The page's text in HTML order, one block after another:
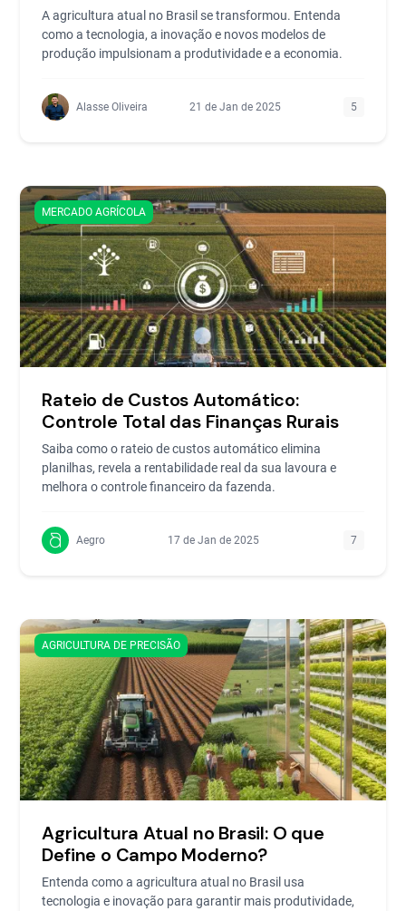
A agricultura atual no Brasil se transformou. Entenda
como a tecnologia, a inovação e novos modelos de
produção impulsionam a produtividade e a economia.
Alasse Oliveira 21 de Jan de 2025 5
MERCADO AGRÍCOLA
Rateio de Custos Automático:
Controle Total das Finanças Rurais
Saiba como o rateio de custos automático elimina
planilhas, revela a rentabilidade real da sua lavoura e
melhora o controle financeiro da fazenda.
Aegro 17 de Jan de 2025 7
AGRICULTURA DE PRECISÃO
Agricultura Atual no Brasil: O que
Define o Campo Moderno?
Entenda como a agricultura atual no Brasil usa
tecnologia e inovação para garantir mais produtividade,